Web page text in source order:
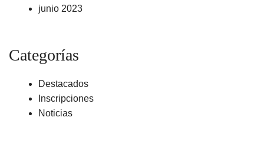
junio 2023
Categorías
Destacados
Inscripciones
Noticias